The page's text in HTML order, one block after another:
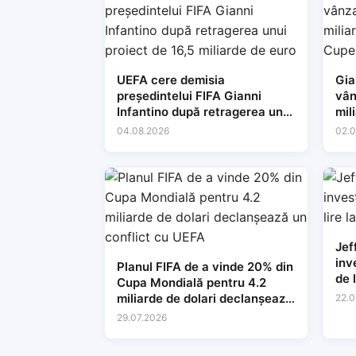
UEFA cere demisia
președintelui FIFA Gianni
Infantino după retragerea unui
proiect de 16,5 miliarde de
04.08.2026
Planul FIFA de a vinde 20% din
Cupa Mondială pentru 4.2
miliarde de dolari declanșează
un conflict cu UEFA
29.07.2026
de